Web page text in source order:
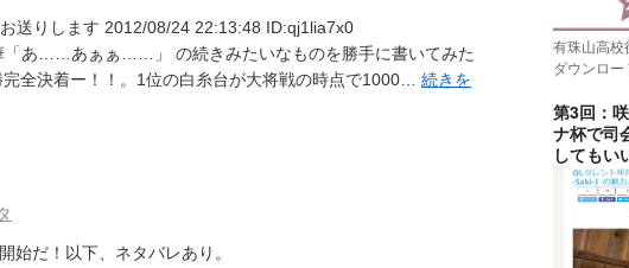
送りします 2012/08/24 22:13:48 ID:qj1lia7x0
「あ……あぁぁ……」 の続きみたいなものを勝手に書いてみた
全決着ー！！。1位の白糸台が大将戦の時点で1000… 続きを
始だ！以下、ネタバレあり。
有珠山高校
ダウンロー
第3回：
ナ杯で司
してもい